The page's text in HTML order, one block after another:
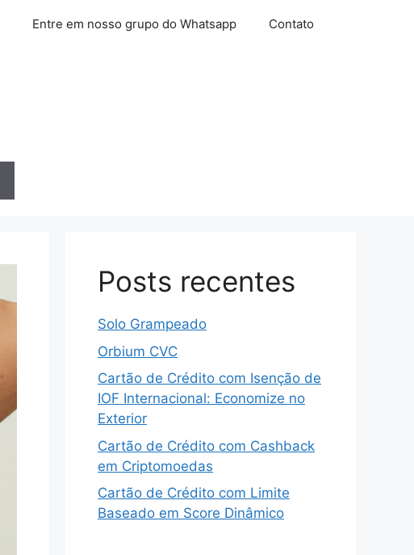
Entre em nosso grupo do Whatsapp Contato
Posts recentes
Solo Grampeado
Orbium CVC
Cartão de Crédito com Isenção de
IOF Internacional: Economize no
Exterior
Cartão de Crédito com Cashback
em Criptomoedas
Cartão de Crédito com Limite
Baseado em Score Dinâmico